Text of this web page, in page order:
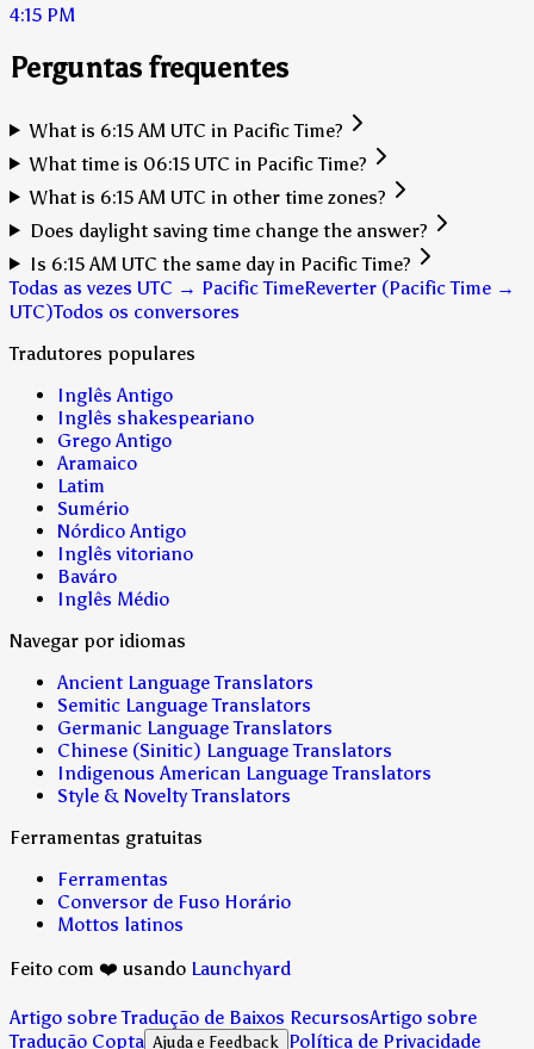
4:15 PM
Perguntas frequentes
What is 6:15 AM UTC in Pacific Time?
What time is 06:15 UTC in Pacific Time?
What is 6:15 AM UTC in other time zones?
Does daylight saving time change the answer?
Is 6:15 AM UTC the same day in Pacific Time?
Todas as vezes UTC → Pacific TimeReverter (Pacific Time →
UTC)Todos os conversores
Tradutores populares
Inglês Antigo
Inglês shakespeariano
Grego Antigo
Aramaico
Latim
Sumério
Nórdico Antigo
Inglês vitoriano
Baváro
Inglês Médio
Navegar por idiomas
Ancient Language Translators
Semitic Language Translators
Germanic Language Translators
Chinese (Sinitic) Language Translators
Indigenous American Language Translators
Style & Novelty Translators
Ferramentas gratuitas
Ferramentas
Conversor de Fuso Horário
Mottos latinos
Feito com ❤️ usando Launchyard
Artigo sobre Tradução de Baixos RecursosArtigo sobre
Tradução Copta Ajuda e Feedback Política de Privacidade